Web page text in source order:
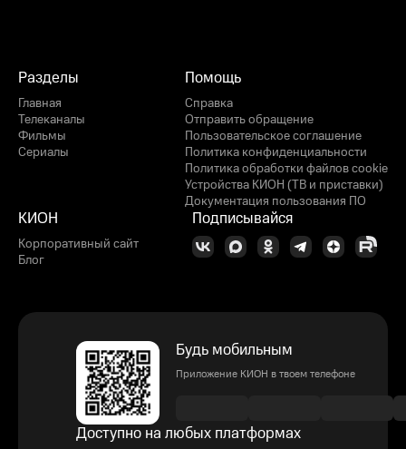
Разделы
Главная
Телеканалы
Фильмы
Сериалы
Помощь
Справка
Отправить обращение
Пользовательское соглашение
Политика конфиденциальности
Политика обработки файлов cookie
Устройства КИОН (ТВ и приставки)
Документация пользования ПО
КИОН
Корпоративный сайт
Блог
Подписывайся
Будь мобильным
Приложение КИОН в твоем телефоне
Доступно на любых платформах